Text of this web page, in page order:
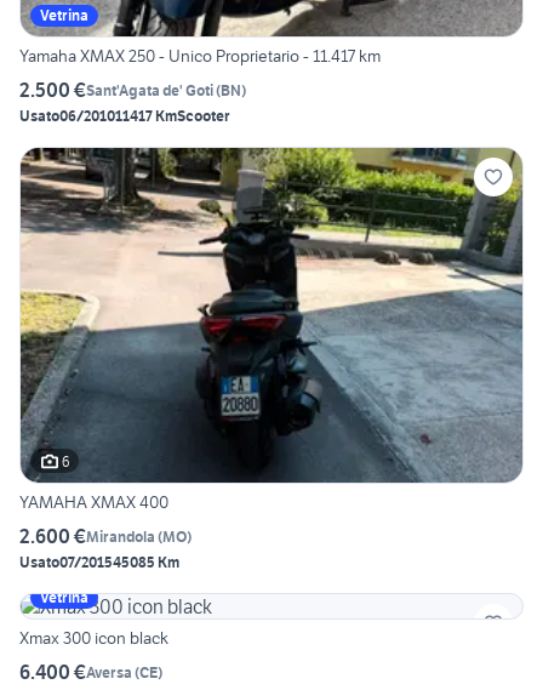
Vetrina
Yamaha XMAX 250 - Unico Proprietario - 11.417 km
2.500 €Sant'Agata de' Goti(BN)
Usato06/201011417 KmScooter
6
YAMAHA XMAX 400
2.600 €Mirandola (MO)
Usato07/201545085 Km
Vetrina
Xmax 300 icon black
6.400 €Aversa (CE)